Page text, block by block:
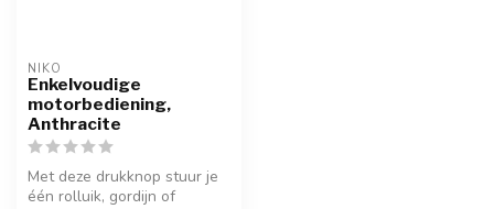
NIKO
Enkelvoudige
motorbediening,
Anthracite
Met deze drukknop stuur je
één rolluik, gordijn of